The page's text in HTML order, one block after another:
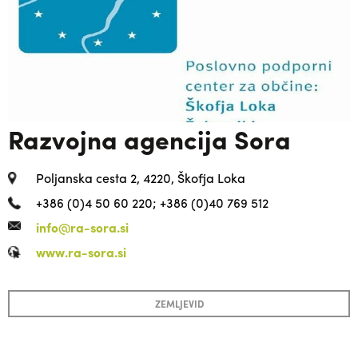
Razvojna agencija Sora
Poljanska cesta 2, 4220, Škofja Loka
+386 (0)4 50 60 220; +386 (0)40 769 512
info@ra-sora.si
www.ra-sora.si
ZEMLJEVID